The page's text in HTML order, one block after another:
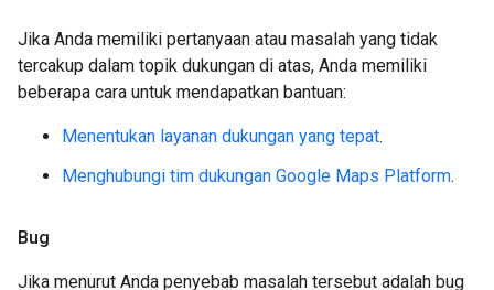
Jika Anda memiliki pertanyaan atau masalah yang tidak
tercakup dalam topik dukungan di atas, Anda memiliki
beberapa cara untuk mendapatkan bantuan:
Menentukan layanan dukungan yang tepat.
Menghubungi tim dukungan Google Maps Platform.
Bug
Jika menurut Anda penyebab masalah tersebut adalah bug